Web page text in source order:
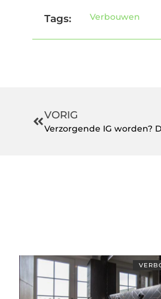
Tags: Verbouwen
VORIG
Verzorgende IG worden?